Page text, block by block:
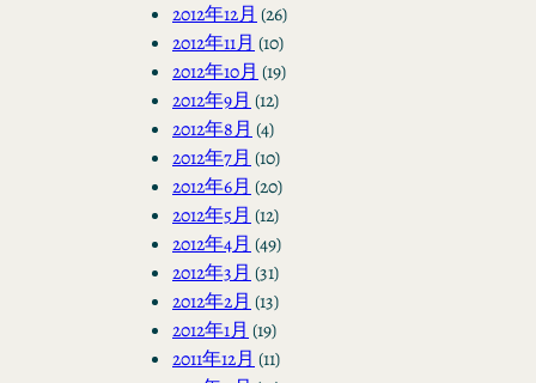
2012年12月 (26)
2012年11月 (10)
2012年10月 (19)
2012年9月 (12)
2012年8月 (4)
2012年7月 (10)
2012年6月 (20)
2012年5月 (12)
2012年4月 (49)
2012年3月 (31)
2012年2月 (13)
2012年1月 (19)
2011年12月 (11)